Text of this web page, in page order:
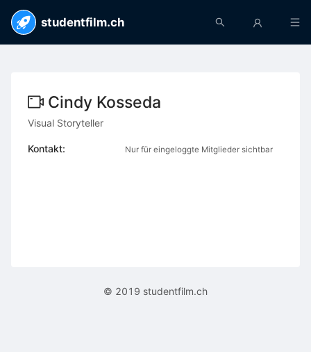
studentfilm.ch
Cindy Kosseda
Visual Storyteller
Kontakt: Nur für eingeloggte Mitglieder sichtbar
© 2019 studentfilm.ch